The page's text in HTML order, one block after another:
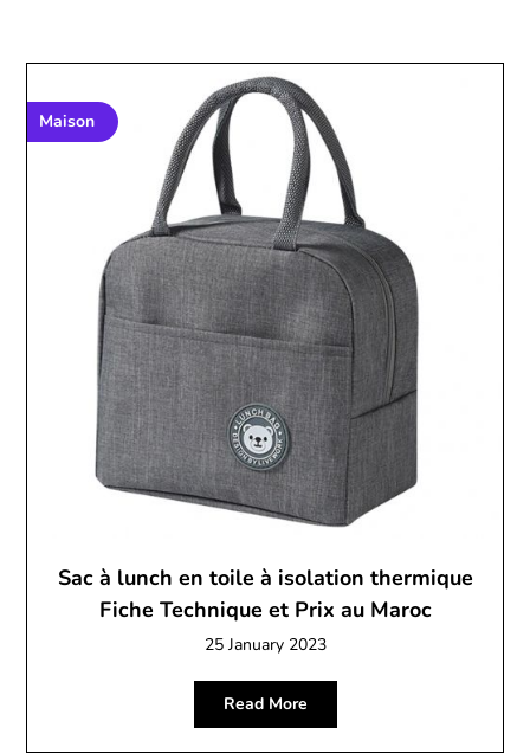
Maison
Sac à lunch en toile à isolation thermique
Fiche Technique et Prix au Maroc
25 January 2023
Read More